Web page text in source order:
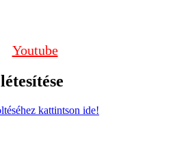
Youtube
kattintson ide!